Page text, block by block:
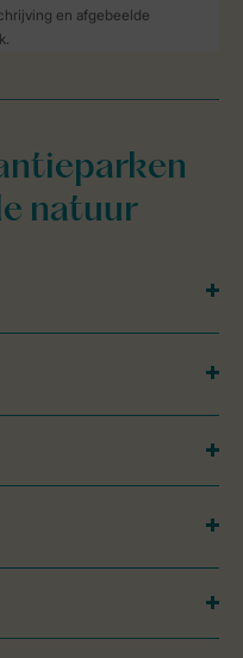
en afgebeelde
natuur